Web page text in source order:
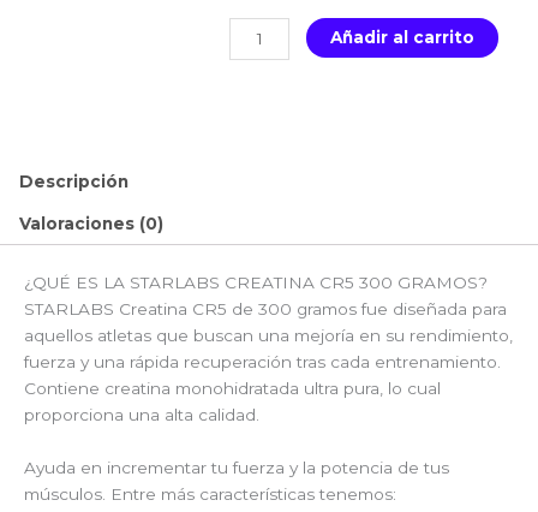
STARLABS
Creatina
Rendimiento
Dasha
Fitness
cantidad
Añadir al carrito
Descripción
Valoraciones (0)
¿QUÉ ES LA STARLABS CREATINA CR5 300 GRAMOS?
STARLABS Creatina CR5 de 300 gramos fue diseñada para
aquellos atletas que buscan una mejoría en su rendimiento,
fuerza y una rápida recuperación tras cada entrenamiento.
Contiene creatina monohidratada ultra pura, lo cual
proporciona una alta calidad.
Ayuda en incrementar tu fuerza y la potencia de tus
músculos. Entre más características tenemos: